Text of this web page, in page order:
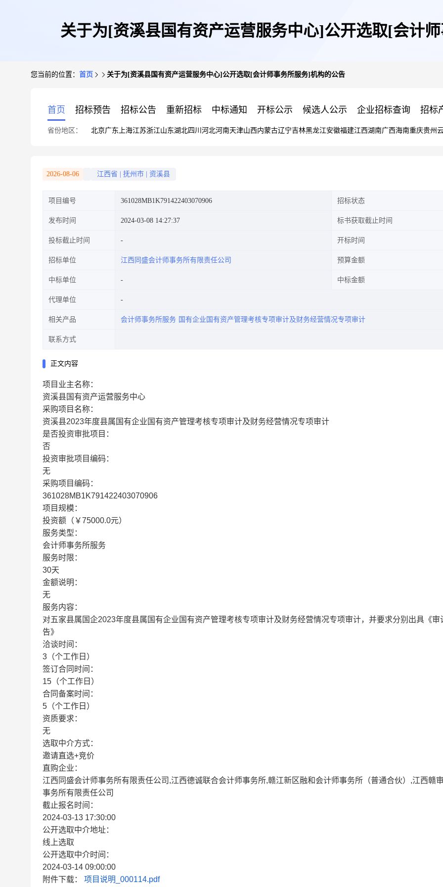
关于为[资溪县国有资产运营服务中心]公开选取[会计
您当前的位置： 首页 关于为[资溪县国有资产运营服务中心]公开选取[会计师事务所服务]机构的公告
首页 招标预告 招标公告 重新招标 中标通知 开标公示 候选人公示 企业招标查询 招标
省份地区： 北京广东 上海江苏浙江山东湖北四川 河北河南天津山西内蒙古辽宁吉林黑龙江安徽福建江西湖南广西海南重庆贵州
2026-08-06 江西省 抚州市 资溪县
项目编号 361028MB1K791422403070906 招标状态
发布时间 2024-03-08 14:27:37 标书获取截止时间
投标截止时间 开标时间
招标单位 江西同盛会计师事务所有限责任公司 预算金额
中标单位 中标金额
代理单位
相关产品 会计师事务所服务 国有企业国有资产管理考核专项审计及财务经营情况专项审计
联系方式
正文内容
项目业主名称：
资溪县国有资产运营服务中心
采购项目名称：
资溪县2023年度县属国有企业国有资产管理考核专项审计及财务经营情况专项审计
是否投资审批项目：
否
投资审批项目编码：
无
采购项目编码：
361028MB1K791422403070906
项目规模：
投资额（￥75000.0元）
服务类型：
会计师事务所服务
服务时限：
30天
金额说明：
无
服务内容：
对五家县属国企2023年度县属国有企业国有资产管理考核专项审计及财务经营情况专项审计，并要求分别出具《审
告》
洽谈时间：
3（个工作日）
签订合同时间：
15（个工作日）
合同备案时间：
5（个工作日）
资质要求：
无
选取中介方式：
邀请直选+竞价
直购企业：
江西同盛会计师事务所有限责任公司,江西德诚联合会计师事务所,赣江新区融和会计师事务所（普通合伙）,江西赣
事务所有限责任公司
截止报名时间：
2024-03-13 17:30:00
公开选取中介地址：
线上选取
公开选取中介时间：
2024-03-14 09:00:00
附件下载： 项目说明_000114.pdf